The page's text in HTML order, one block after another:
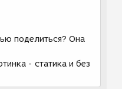
поделиться? Она
- статика и без